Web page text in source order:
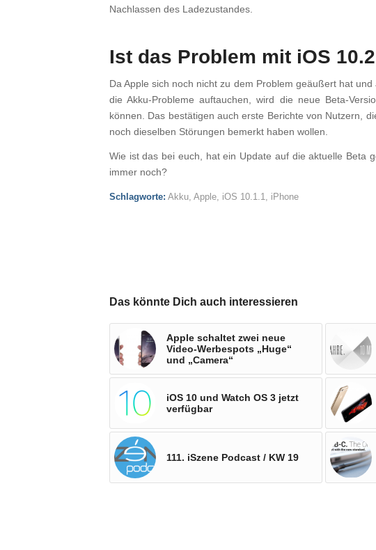
Nachlassen des Ladezustandes.
Ist das Problem mit iOS
Da Apple sich noch nicht zu dem Problem geäußert hat
die Akku-Probleme auftauchen, wird die neue Beta-
können. Das bestätigen auch erste Berichte von Nutzern,
noch dieselben Störungen bemerkt haben wollen.
Wie ist das bei euch, hat ein Update auf die aktuelle Beta
immer noch?
Schlagworte: Akku, Apple, iOS 10.1.1, iPhone
Das könnte Dich auch interessieren
Apple schaltet zwei neue
Video-Werbespots „Huge“
und „Camera“
iOS 10 und Watch OS 3 jetzt
verfügbar
111. iSzene Podcast / KW 19